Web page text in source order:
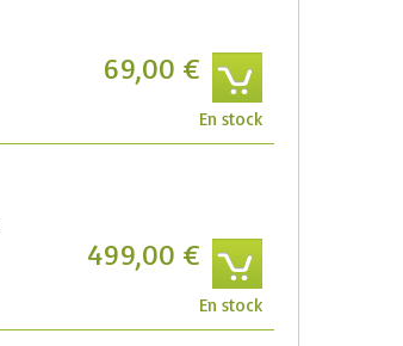
En stock
69,00 €
En stock
499,00 €